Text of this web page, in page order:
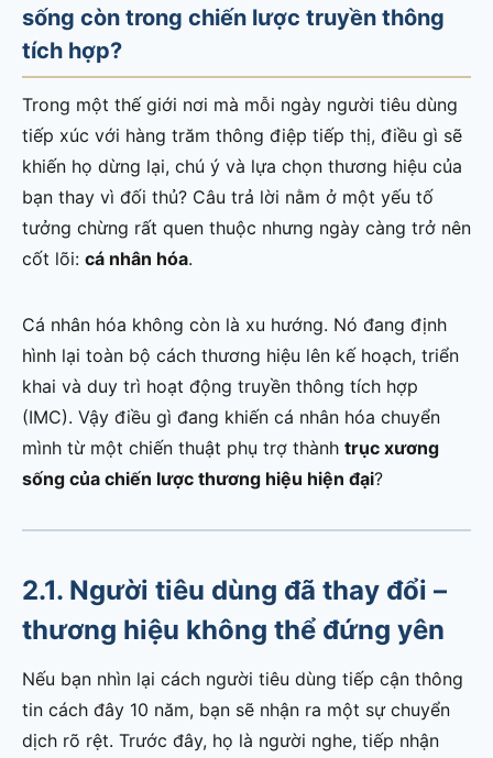
sống còn trong chiến lược truyền thông
tích hợp?
Trong một thế giới nơi mà mỗi ngày người tiêu dùng
tiếp xúc với hàng trăm thông điệp tiếp thị, điều gì sẽ
khiến họ dừng lại, chú ý và lựa chọn thương hiệu của
bạn thay vì đối thủ? Câu trả lời nằm ở một yếu tố
tưởng chừng rất quen thuộc nhưng ngày càng trở nên
cốt lõi: cá nhân hóa.
Cá nhân hóa không còn là xu hướng. Nó đang định
hình lại toàn bộ cách thương hiệu lên kế hoạch, triển
khai và duy trì hoạt động truyền thông tích hợp
(IMC). Vậy điều gì đang khiến cá nhân hóa chuyển
mình từ một chiến thuật phụ trợ thành trục xương
sống của chiến lược thương hiệu hiện đại?
2.1. Người tiêu dùng đã thay đổi –
thương hiệu không thể đứng yên
Nếu bạn nhìn lại cách người tiêu dùng tiếp cận thông
tin cách đây 10 năm, bạn sẽ nhận ra một sự chuyển
dịch rõ rệt. Trước đây, họ là người nghe, tiếp nhận